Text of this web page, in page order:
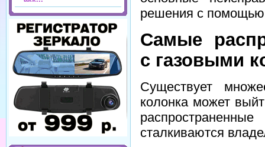
решения с
Самые
с газовыми
Существует
колонка может
сталкиваются